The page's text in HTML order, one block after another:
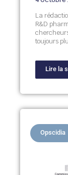
La
R&D
toujours
Lire la
Opscidia